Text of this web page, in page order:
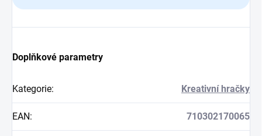
Doplňkové parametry
Kategorie: Kreativní hračky
EAN: 710302170065